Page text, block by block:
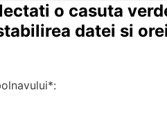
o casuta
datei si